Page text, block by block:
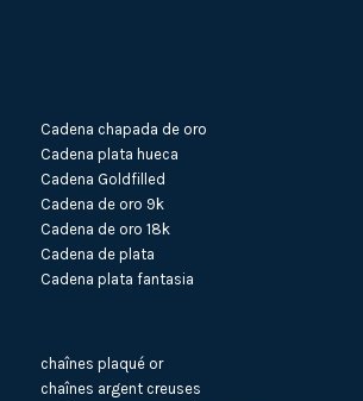
Cadena chapada de oro
Cadena plata hueca
Cadena Goldfilled
Cadena de oro 9k
Cadena de oro 18k
Cadena de plata
Cadena plata fantasia
chaînes plaqué or
chaînes argent creuses